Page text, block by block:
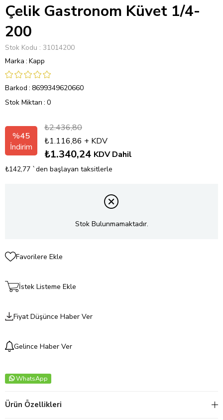
Çelik Gastronom Küvet 1/4-
200
Stok Kodu
31014200
Marka : Kapp
Barkod : 8699349620660
Stok Miktarı : 0
%45
İndirim
₺2.436,80
₺1.116,86 + KDV
KDV Dahil
₺1.340,24
₺142,77 `den başlayan taksitlerle
Stok Bulunmamaktadır.
Favorilere Ekle
İstek Listeme Ekle
Fiyat Düşünce Haber Ver
Gelince Haber Ver
WhatsApp
Ürün Özellikleri